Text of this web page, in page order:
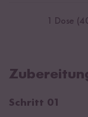
1 Dose (
Schritt 01